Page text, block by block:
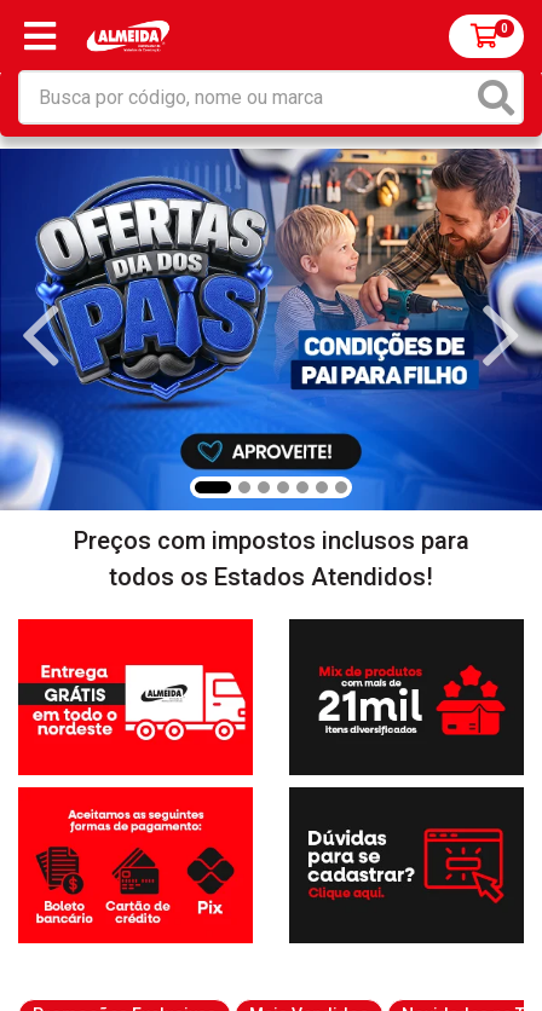
0
Preços com impostos inclusos para
todos os Estados Atendidos!